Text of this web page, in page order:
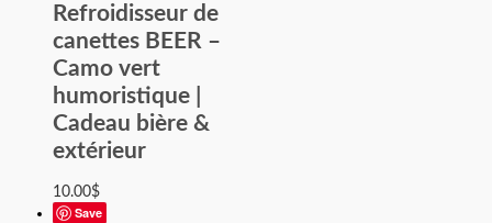
Refroidisseur de
canettes BEER –
Camo vert
humoristique |
Cadeau bière &
extérieur
10.00$
Save